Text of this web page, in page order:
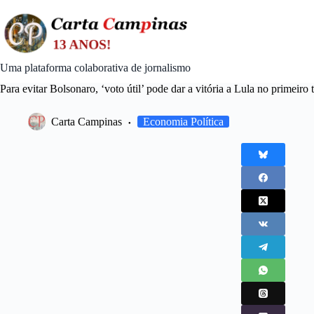
content
Uma plataforma colaborativa de jornalismo
Para evitar Bolsonaro, ‘voto útil’ pode dar a vitória a Lula no primeiro
Carta Campinas Economia Política